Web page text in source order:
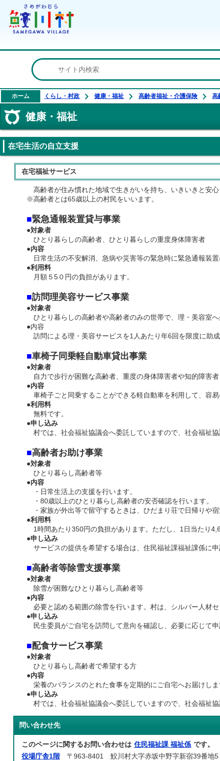
ホーム くらし・村政 健康・福祉 高齢者福祉・介護保険 高
健康・福祉
在宅生活の自立支援
在宅福祉サービス
高齢者が住み慣れた地域で生きがいを持ち、いきいきと安
※高齢者とは65歳以上の村民をいいます。
■緊急通報装置貸与事業
●対象者
ひとり暮らしの高齢者、ひとり暮らしの重度身体障害者
●内容
日常生活の不安解消、急病や災害等の緊急時に緊急通報装
●利用料
月額５5０円の負担があります。
■訪問理美容サービス事業
●対象者
ひとり暮らしの高齢者や高齢者のみの世帯で、理・美容室
●内容
訪問による理・美容サービスを1人あたり年6回を限度に助
■車椅子同乗軽自動車貸出事業
●対象者
自力で歩行が困難な高齢者、重度の身体障害者や知的障害者
●内容
車椅子ごと同乗することができる軽自動車を利用して、容
●利用料
無料です。
●申し込み
村では、社会福祉協議会へ委託していますので、社会福祉
■高齢者お助け事業
●対象者
ひとり暮らし高齢者等
●内容
・日常生活上の支援を行います。
・80歳以上のひとり暮らし高齢者の安否確認を行います。
・家族が外出等で留守するときは、ひだまり荘で日帰りや
●利用料
1時間あたり350円の負担があります。ただし、1日当たり
●申し込み
サービスの提供を希望する場合は、住民福祉課福祉課係に
■高齢者等除雪支援事業
●対象者
除雪が困難なひとり暮らし高齢者等
●内容
必要と認める範囲の除雪を行います。村は、シルバー人材
●申し込み
民生委員がご自宅を訪問して意向を確認し、必要に応じて
■配食サービス事業
●対象者
ひとり暮らし高齢者で希望する方
●内容
栄養のバランスのとれた食事を定期的にご自宅へお届けし
●申し込み
村では、社会福祉協議会へ委託していますので、社会福祉
問い合わせ先
このページに関するお問い合わせは 住民福祉課 福祉係 です。
役場庁舎1階〒963-8401 鮫川村大字赤坂中野字新宿39番地5